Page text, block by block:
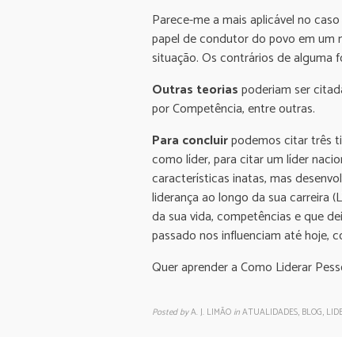
Parece-me a mais aplicável no
papel de condutor do povo em um
situação. Os contrários de alguma
Outras teoriaspoderiam ser
por Competência, entre outras.
Para concluirpodemos citar três
como líder, para citar um líder
características inatas, mas
liderança ao longo da sua carreira
da sua vida, competências e que
passado nos influenciam até hoje,
Quer aprender a Como Liderar
Posted byA. J. LIMÃO inATUALIDADES, BLOG,